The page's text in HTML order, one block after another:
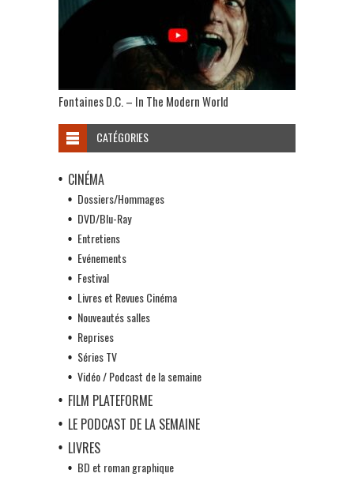
Fontaines D.C. – In The Modern World
CATÉGORIES
CINÉMA
Dossiers/Hommages
DVD/Blu-Ray
Entretiens
Evénements
Festival
Livres et Revues Cinéma
Nouveautés salles
Reprises
Séries TV
Vidéo / Podcast de la semaine
FILM PLATEFORME
LE PODCAST DE LA SEMAINE
LIVRES
BD et roman graphique